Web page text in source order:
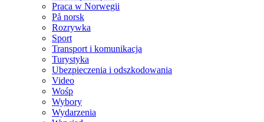
Praca w Norwegii
På norsk
Rozrywka
Sport
Transport i komunikacja
Turystyka
Ubezpieczenia i odszkodowania
Video
Wośp
Wybory
Wydarzenia